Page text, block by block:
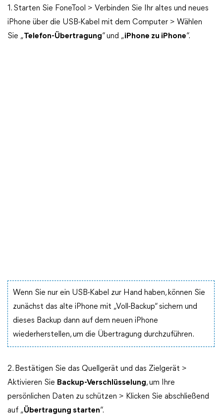
1. Starten Sie FoneTool > Verbinden Sie Ihr altes und neues
iPhone über die USB-Kabel mit dem Computer > Wählen
Sie „Telefon-Übertragung“ und „iPhone zu iPhone“.
Wenn Sie nur ein USB-Kabel zur Hand haben, können Sie
zunächst das alte iPhone mit „Voll-Backup“ sichern und
dieses Backup dann auf dem neuen iPhone
wiederherstellen, um die Übertragung durchzuführen.
2. Bestätigen Sie das Quellgerät und das Zielgerät >
Aktivieren Sie Backup-Verschlüsselung, um Ihre
persönlichen Daten zu schützen > Klicken Sie abschließend
auf „Übertragung starten“.